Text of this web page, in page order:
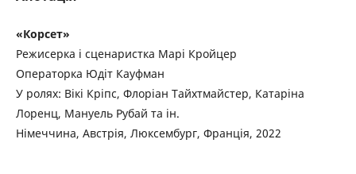
«Корсет»
Режисерка і сценаристка Марі Кройцер
Операторка Юдіт Кауфман
У ролях: Вікі Кріпс, Флоріан Тайхтмайстер, Катаріна
Лоренц, Мануель Рубай та ін.
Німеччина, Австрія, Люксембург, Франція, 2022